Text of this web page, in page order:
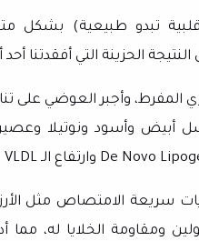
تبدو طبيعية) بشكل
الحزينة التي أفقدتنا
المفرط، وأجبر العوضي على
أبيض وأسود ونوتيلا
De Novo وارتفاع الـ VLDL
سريعة الامتصاص مثل
ومقاومة الخلايا له، مما